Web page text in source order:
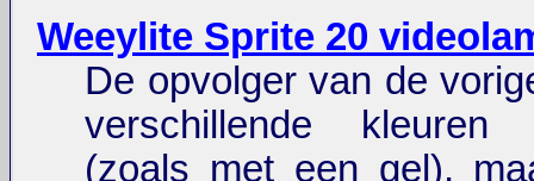
Weeylite Sprite 20
De opvolger van de
verschillende kleuren
(zoals met een gel),